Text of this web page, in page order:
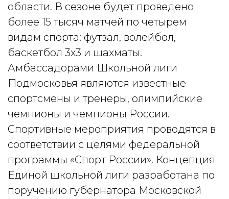
области. В сезоне будет проведено
более 15 тысяч матчей по четырем
видам спорта: футзал, волейбол,
баскетбол 3х3 и шахматы.
Амбассадорами Школьной лиги
Подмосковья являются известные
спортсмены и тренеры, олимпийские
чемпионы и чемпионы России.
Спортивные мероприятия проводятся в
соответствии с целями федеральной
программы «Спорт России». Концепция
Единой школьной лиги разработана по
поручению губернатора Московской